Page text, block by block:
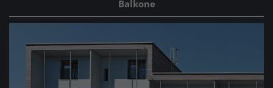
Balkone